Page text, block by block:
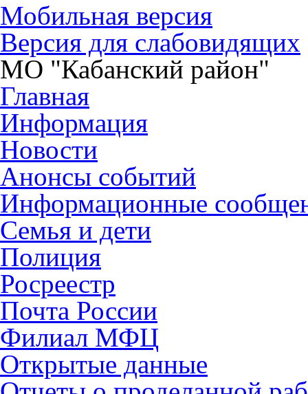
Мобильная версия
Версия для слабовидящих
МО "Кабанский район"
Главная
Информация
Новости
Анонсы событий
Информационные
Семья и дети
Полиция
Росреестр
Почта России
Филиал МФЦ
Открытые данные